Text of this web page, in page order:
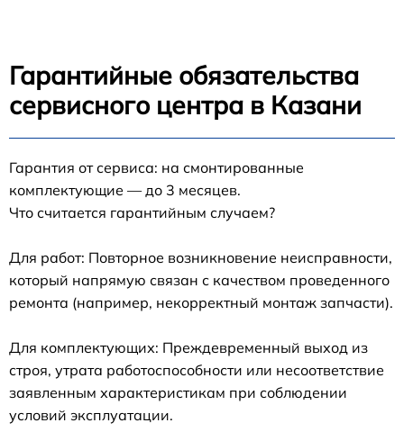
Гарантийные обязательства
сервисного центра в Казани
Гарантия от сервиса: на смонтированные
комплектующие — до 3 месяцев.
Что считается гарантийным случаем?
Для работ: Повторное возникновение неисправности,
который напрямую связан с качеством проведенного
ремонта (например, некорректный монтаж запчасти).
Для комплектующих: Преждевременный выход из
строя, утрата работоспособности или несоответствие
заявленным характеристикам при соблюдении
условий эксплуатации.